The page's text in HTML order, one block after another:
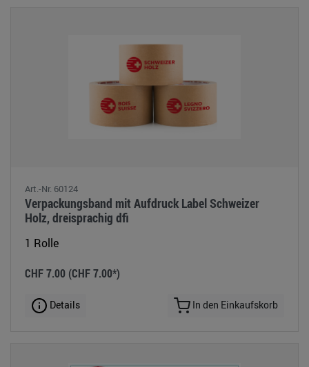
Art.-Nr. 60124
Verpackungsband mit Aufdruck Label Schweizer
Holz, dreisprachig dfi
1 Rolle
CHF 7.00 (CHF 7.00*)
Details In den Einkaufskorb